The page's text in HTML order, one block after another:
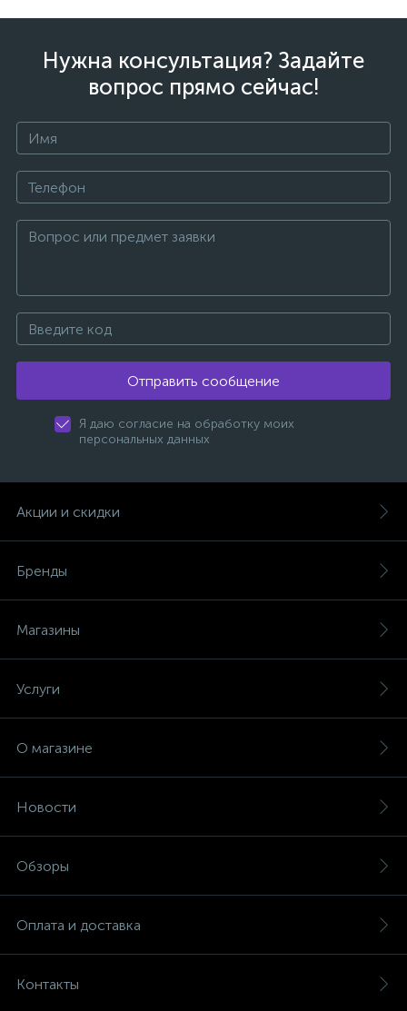
Нужна консультация? Задайте
вопрос прямо сейчас!
Отправить сообщение
Я даю согласие на обработку моих
персональных данных
Акции и скидки
Бренды
Магазины
Услуги
О магазине
Новости
Обзоры
Оплата и доставка
Контакты